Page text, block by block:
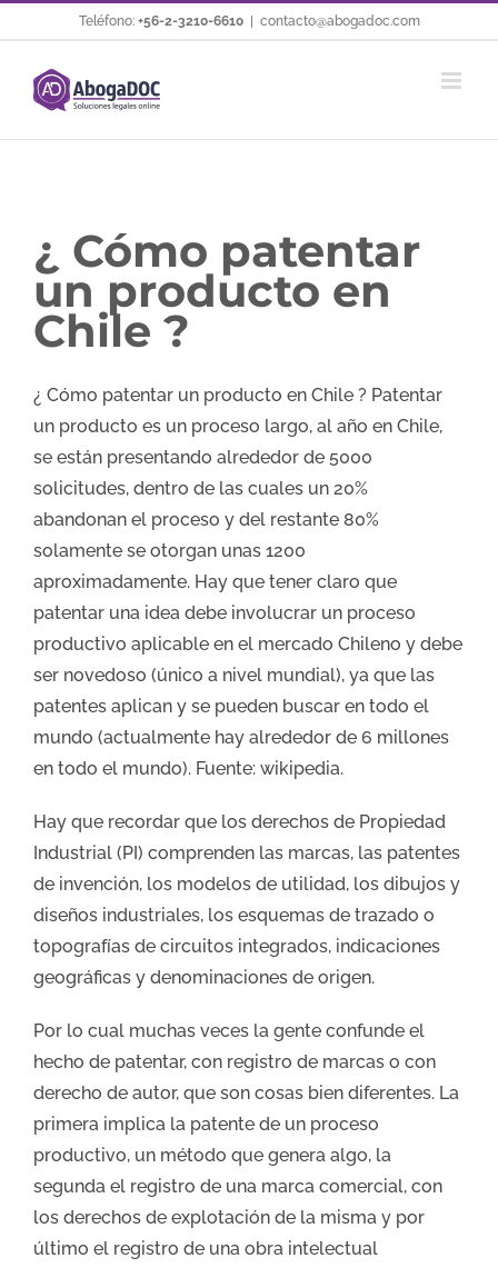
al
contenido
Teléfono: +56-2-3210-6610 contacto@abogadoc.com
¿ Cómo patentar
un producto en
Chile ?
¿ Cómo patentar un producto en Chile ? Patentar
un producto es un proceso largo, al año en Chile,
se están presentando alrededor de 5000
solicitudes, dentro de las cuales un 20%
abandonan el proceso y del restante 80%
solamente se otorgan unas 1200
aproximadamente. Hay que tener claro que
patentar una idea debe involucrar un proceso
productivo aplicable en el mercado Chileno y debe
ser novedoso (único a nivel mundial), ya que las
patentes aplican y se pueden buscar en todo el
mundo (actualmente hay alrededor de 6 millones
en todo el mundo). Fuente: wikipedia.
Hay que recordar que los derechos de Propiedad
Industrial (PI) comprenden las marcas, las patentes
de invención, los modelos de utilidad, los dibujos y
diseños industriales, los esquemas de trazado o
topografías de circuitos integrados, indicaciones
geográficas y denominaciones de origen.
Por lo cual muchas veces la gente confunde el
hecho de patentar, con registro de marcas o con
derecho de autor, que son cosas bien diferentes. La
primera implica la patente de un proceso
productivo, un método que genera algo, la
segunda el registro de una marca comercial, con
los derechos de explotación de la misma y por
último el registro de una obra intelectual